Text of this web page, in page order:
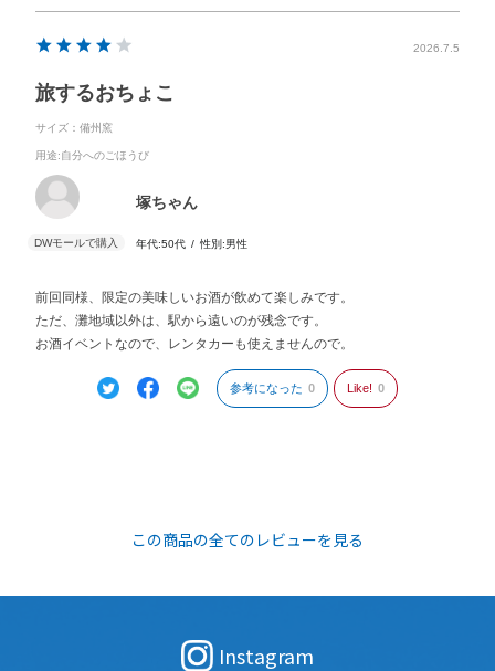
2026.7.5
旅するおちょこ
サイズ：備州窯
用途:自分へのごほうび
塚ちゃん
年代:50代 性別:男性
前回同様、限定の美味しいお酒が飲めて楽しみです。
ただ、灘地域以外は、駅から遠いのが残念です。
お酒イベントなので、レンタカーも使えませんので。
参考になった 0 Like! 0
この商品の全てのレビューを見る
Instagram